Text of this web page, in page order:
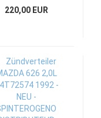
D'ALLUMAGE
DISTRIBUTORE
220,00 EUR